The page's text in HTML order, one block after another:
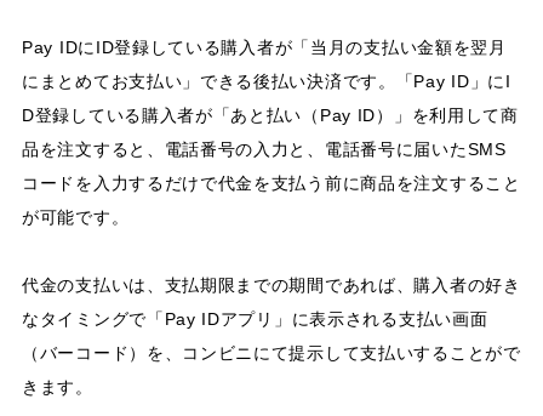
Pay IDにID登録している購入者が「当月の支払い金額を翌月
にまとめてお支払い」できる後払い決済です。「Pay ID」にI
D登録している購入者が「あと払い（Pay ID）」を利用して商
品を注文すると、電話番号の入力と、電話番号に届いたSMS
コードを入力するだけで代金を支払う前に商品を注文すること
が可能です。
代金の支払いは、支払期限までの期間であれば、購入者の好き
なタイミングで「Pay IDアプリ」に表示される支払い画面
（バーコード）を、コンビニにて提示して支払いすることがで
きます。